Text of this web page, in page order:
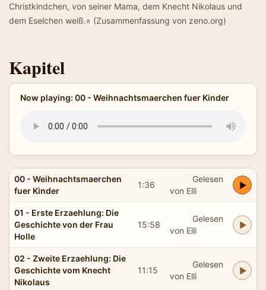
Christkindchen, von seiner Mama, dem Knecht Nikolaus und
dem Eselchen weiß.« (Zusammenfassung von zeno.org)
Kapitel
Now playing: 00 - Weihnachtsmaerchen fuer Kinder
00 - Weihnachtsmaerchen
fuer Kinder
1:36
Gelesen
von Elli
01 - Erste Erzaehlung: Die
Geschichte von der Frau
Holle
15:58
Gelesen
von Elli
02 - Zweite Erzaehlung: Die
Geschichte vom Knecht
Nikolaus
11:15
Gelesen
von Elli